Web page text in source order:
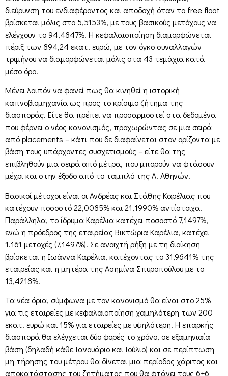
διεύρυνση του ενδιαφέροντος και αποδοχή όταν το free float
βρίσκεται μόλις στο 5,5153%, με τους βασικούς μετόχους να
ελέγχουν το 94,4847%. Η κεφαλαιοποίηση διαμορφώνεται
πέριξ των 894,24 εκατ. ευρώ, με τον όγκο συναλλαγών
τριμήνου να διαμορφώνεται μόλις στα 43 τεμάχια κατά
μέσο όρο.
Μένει λοιπόν να φανεί πως θα κινηθεί η ιστορική
καπνοβιομηχανία ως προς το κρίσιμο ζήτημα της
διασποράς. Είτε θα πρέπει να προσαρμοστεί στα δεδομένα
που φέρνει ο νέος κανονισμός, προχωρώντας σε μια σειρά
από placements – κάτι που δε διαφαίνεται στον ορίζοντα με
βάση τους υπάρχοντες συσχετισμούς – είτε θα της
επιβληθούν μια σειρά από μέτρα, που μπορούν να φτάσουν
μέχρι και στην έξοδο από το ταμπλό της Λ. Αθηνών.
Βασικοί μέτοχοι είναι οι Ανδρέας και Στάθης Καρέλιας που
κατέχουν ποσοστό 22,0085% και 21,1990% αντίστοιχα.
Παράλληλα, το ίδρυμα Καρέλια κατέχει ποσοστό 7,1497%,
ενώ η πρόεδρος της εταιρείας Βικτώρια Καρέλια, κατέχει
1.161 μετοχές (7,1497%). Σε ανοιχτή ρήξη με τη διοίκηση
βρίσκεται η Ιωάννα Καρέλια, κατέχοντας το 31,9641% της
εταιρείας και η μητέρα της Ασημίνα Σπυροπούλου με το
13,4218%.
Τα νέα όρια, σύμφωνα με τον κανονισμό θα είναι στο 25%
για τις εταιρείες με κεφαλαιοποίηση χαμηλότερη των 200
εκατ. ευρώ και 15% για εταιρείες με υψηλότερη. Η επαρκής
διασπορά θα ελέγχεται δύο φορές το χρόνο, σε εξαμηνιαία
βάση (δηλαδή κάθε Ιανουάριο και Ιούλιο) και σε περίπτωση
μη τήρησης του μέτρου θα δίνεται μια περίοδος χάριτος και
αποκατάστασης του ζητήματος που θα φτάνει τους 6+6